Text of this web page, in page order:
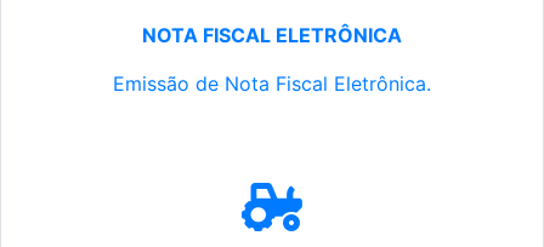
NOTA FISCAL ELETRÔNICA
Emissão de Nota Fiscal Eletrônica.